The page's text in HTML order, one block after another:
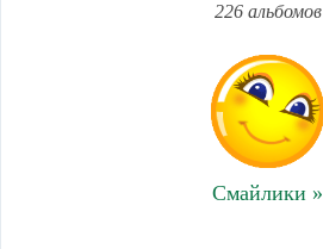
226 альбомов
Смайлики »